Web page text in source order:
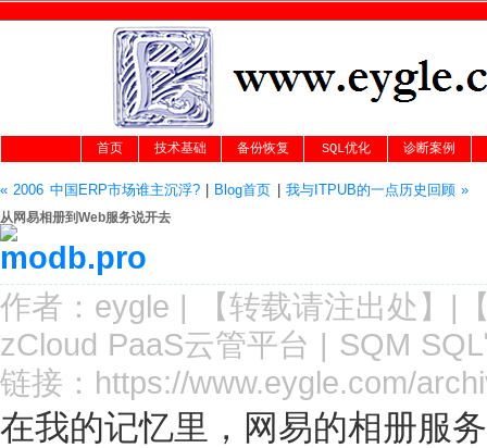
首页 技术基础 备份恢复 SQL优化 诊断案例
« 2006 中国ERP市场谁主沉浮?| Blog首页 我与ITPUB的一点历史回顾 »
从网易相册到Web服务说开去
作者： eygle | 【转载请注出处 】|
zCloud PaaS云管平台 | SQM
链接： https://www.eygle.com/
在我的记忆里，网易的相册服